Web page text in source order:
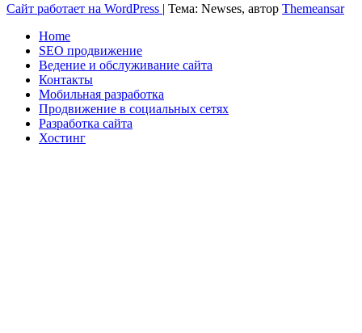
Сайт работает на WordPress | Тема: Newses, автор Themeansar
Home
SEO продвижение
Ведение и обслуживание сайта
Контакты
Мобильная разработка
Продвижение в социальных сетях
Разработка сайта
Хостинг